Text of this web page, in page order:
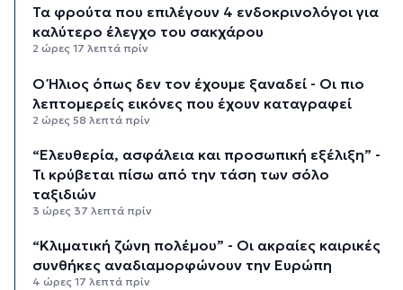
Τα φρούτα που επιλέγουν 4 ενδοκρινολόγοι για
καλύτερο έλεγχο του σακχάρου
2 ώρες 17 λεπτά πρίν
Ο Ήλιος όπως δεν τον έχουμε ξαναδεί - Οι πιο
λεπτομερείς εικόνες που έχουν καταγραφεί
2 ώρες 58 λεπτά πρίν
“Ελευθερία, ασφάλεια και προσωπική εξέλιξη” -
Τι κρύβεται πίσω από την τάση των σόλο
ταξιδιών
3 ώρες 37 λεπτά πρίν
“Κλιματική ζώνη πολέμου” - Οι ακραίες καιρικές
συνθήκες αναδιαμορφώνουν την Ευρώπη
4 ώρες 17 λεπτά πρίν